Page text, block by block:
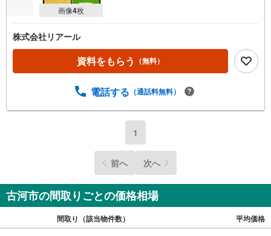
画像4枚
株式会社リアール
資料をもらう （無料）
電話する （通話料無料）
1
前へ 次へ
古河市の間取りごとの価格相場
間取り（該当物件数） 平均価格